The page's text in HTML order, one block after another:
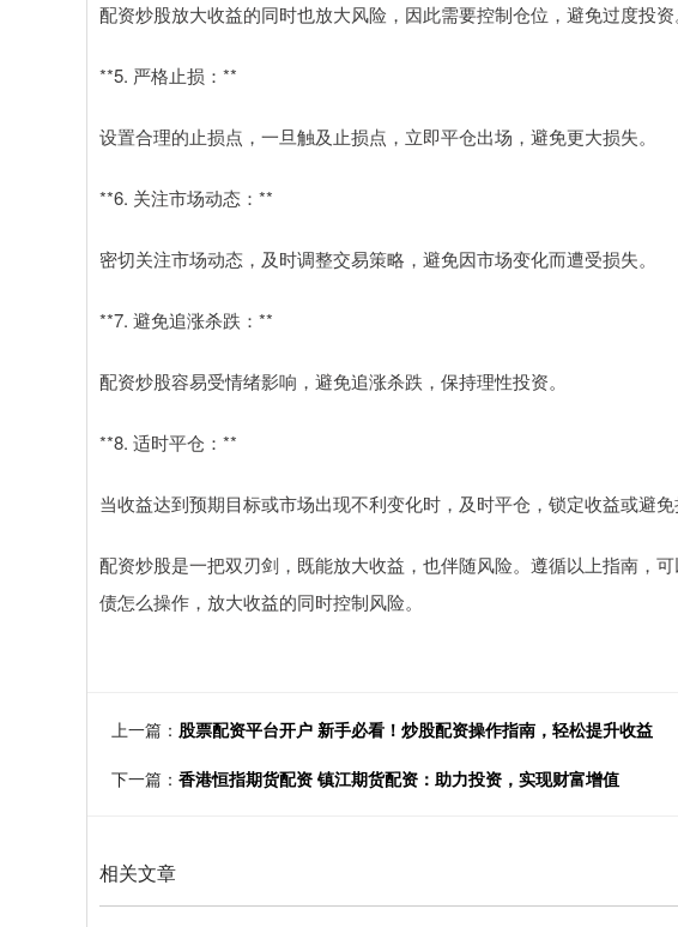
配资炒股放大收益的同时也放大风险，因此需要控制仓位，避免过度投资
**5. 严格止损：**
设置合理的止损点，一旦触及止损点，立即平仓出场，避免更大损失。
**6. 关注市场动态：**
密切关注市场动态，及时调整交易策略，避免因市场变化而遭受损失。
**7. 避免追涨杀跌：**
配资炒股容易受情绪影响，避免追涨杀跌，保持理性投资。
**8. 适时平仓：**
当收益达到预期目标或市场出现不利变化时，及时平仓，锁定收益或避免
配资炒股是一把双刃剑，既能放大收益，也伴随风险。遵循以上指南，
债怎么操作，放大收益的同时控制风险。
上一篇： 股票配资平台开户 新手必看！炒股配资操作指南，轻松提升收益
下一篇： 香港恒指期货配资 镇江期货配资：助力投资，实现财富增值
相关文章